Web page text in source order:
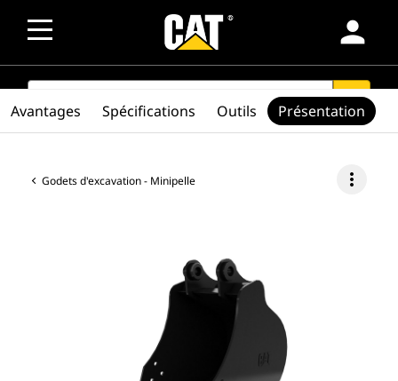
person
SEARCH search
Godets d'excavation - Minipelle more_vert
Avantages Spécifications Outils Présentation